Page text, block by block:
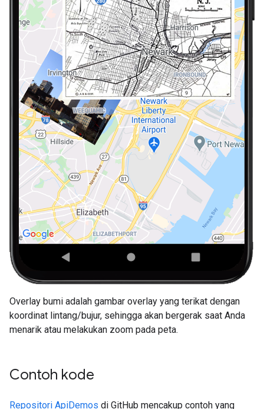
Overlay bumi adalah gambar overlay yang terikat dengan
koordinat lintang/bujur, sehingga akan bergerak saat Anda
menarik atau melakukan zoom pada peta.
Contoh kode
Repositori ApiDemos di GitHub mencakup contoh yang